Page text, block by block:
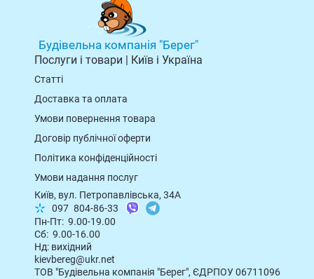
Будівельна компанія "Берег"
Послуги і товари | Київ і Україна
Статті
Доставка та оплата
Умови повернення товарa
Договір публічної оферти
Політика конфіденційності
Умови надання послуг
Київ, вул. Петропавлівська, 34А
097 804-86-33
Пн-Пт: 9.00-19.00
Сб: 9.00-16.00
Нд: вихідний
kievbereg@ukr.net
ТОВ "Будівельна компанія "Берег", ЄДРПОУ 06711096